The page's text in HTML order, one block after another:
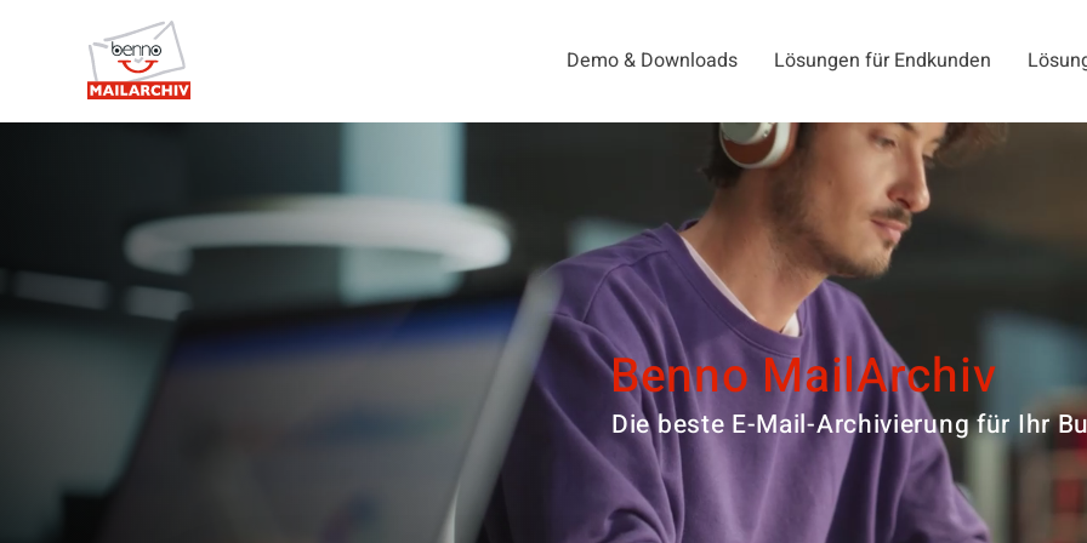
Demo & Downloads Lösungen für Endkunden
Benno MailArchiv
Die beste E-Mail-Archivierung für Ihr